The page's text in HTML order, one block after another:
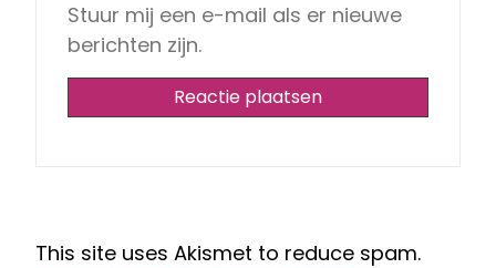
Stuur mij een e-mail als er nieuwe
berichten zijn.
This site uses Akismet to reduce spam.